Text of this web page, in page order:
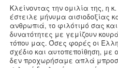
Κλείνοντας την ομιλία της, η
έστειλε μήνυμα αισιοδοξίας
ανθρωπιά, το φιλότιμό σας
δυνατότητες με γεμίζουν
τόπου μας. Όσες φορές οι
σχέδιο και αυτοπεποίθηση,
δεν προχωρήσαμε απλά